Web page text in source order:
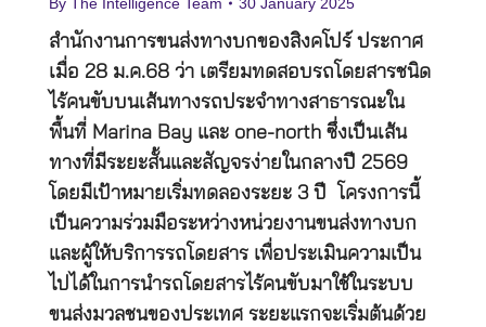
สำนักงานการขนส่งทางบกของสิงคโปร์ ประกาศ
เมื่อ 28 ม.ค.68 ว่า เตรียมทดสอบรถโดยสารชนิด
ไร้คนขับบนเส้นทางรถประจำทางสาธารณะใน
พื้นที่ Marina Bay และ one-north ซึ่งเป็นเส้น
ทางที่มีระยะสั้นและสัญจรง่ายในกลางปี 2569
โดยมีเป้าหมายเริ่มทดลองระยะ 3 ปี โครงการนี้
เป็นความร่วมมือระหว่างหน่วยงานขนส่งทางบก
และผู้ให้บริการรถโดยสาร เพื่อประเมินความเป็น
ไปได้ในการนำรถโดยสารไร้คนขับมาใช้ในระบบ
ขนส่งมวลชนของประเทศ ระยะแรกจะเริ่มต้นด้วย